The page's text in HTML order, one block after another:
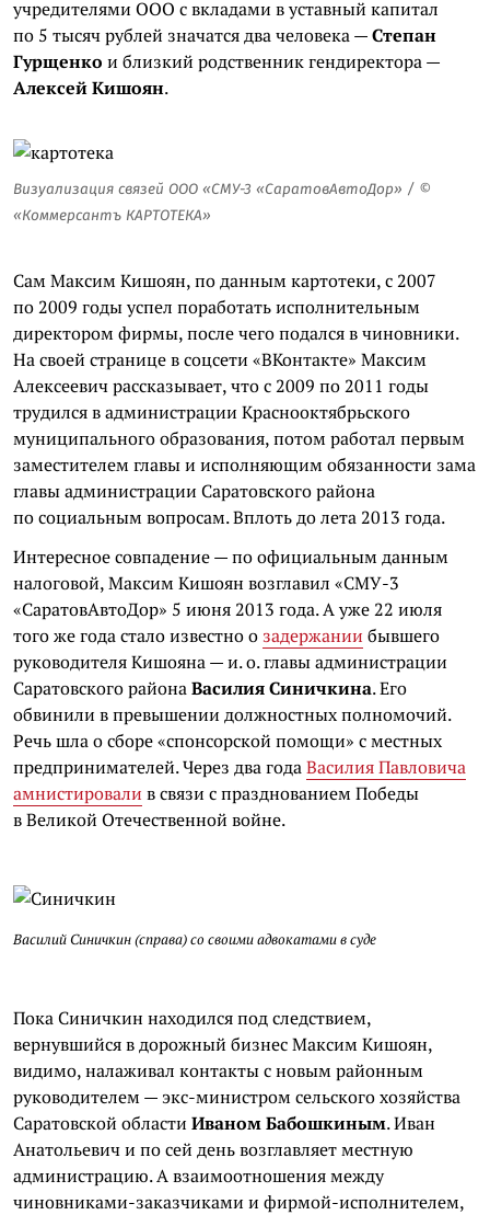
учредителями ООО с вкладами в уставный капитал
по 5 тысяч рублей значатся два человека —Степан
Гурщенко и близкий родственник гендиректора —
АлексейКишоян.
Визуализация связей ООО «СМУ-3 «СаратовАвтоДор» / ©
«Коммерсантъ КАРТОТЕКА»
Сам МаксимКишоян, по данным картотеки, с 2007
по 2009 годы успел поработать исполнительным
директором фирмы, после чего подался в чиновники.
На своей странице в соцсети «ВКонтакте» Максим
Алексеевич рассказывает, что с 2009 по 2011 годы
трудился в администрации Краснооктябрьского
муниципального образования, потом работал первым
заместителем главы и исполняющим обязанности зама
главы администрации Саратовского района
по социальным вопросам. Вплоть до лета 2013 года.
Интересное совпадение — по официальным данным
налоговой, МаксимКишоян возглавил «СМУ-3
«СаратовАвтоДор» 5 июня 2013 года. А уже 22 июля
того же года стало известно о задержании бывшего
руководителяКишояна— и. о. главы администрации
Саратовского районаВасилия Синичкина. Его
обвинили в превышении должностных полномочий.
Речь шла о сборе «спонсорской помощи» с местных
предпринимателей. Через два годаВасилия Павловича
амнистировали в связи с празднованием Победы
в Великой Отечественной войне.
Василий Синичкин (справа) со своими адвокатами в суде
Пока Синичкин находился под следствием,
вернувшийся в дорожный бизнес МаксимКишоян,
видимо, налаживал контакты с новым районным
руководителем — экс-министром сельского хозяйства
Саратовской области ИваномБабошкиным. Иван
Анатольевич и по сей день возглавляет местную
администрацию. А взаимоотношения между
чиновниками-заказчиками и фирмой-исполнителем,